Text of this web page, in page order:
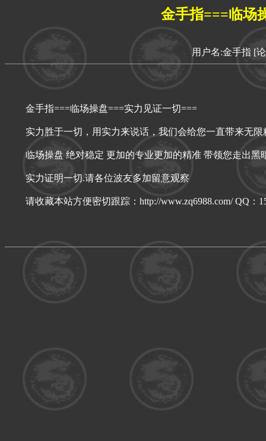
金手指===临场
用户名:金手指 [
金手指===临场操盘===实力见证一切===
实力胜于一切，用实力来说话，我们会给您一直带来无限
临场操盘 绝对稳定 更加的专业更加的精准 带领您走出黑
实力证明一切.请各位波友多加留意观察
请收藏本站方便密切跟踪：http://www.zq6988.com/ QQ：